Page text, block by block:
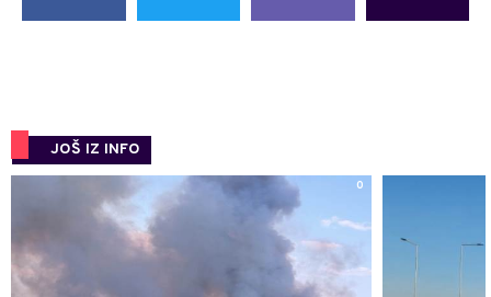
JOŠ IZ INFO
0